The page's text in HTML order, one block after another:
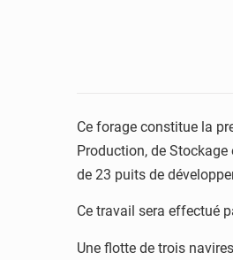
Ce forage constitue la
Production, de Stockage
de 23 puits de
Ce travail sera effectué
Une flotte de trois